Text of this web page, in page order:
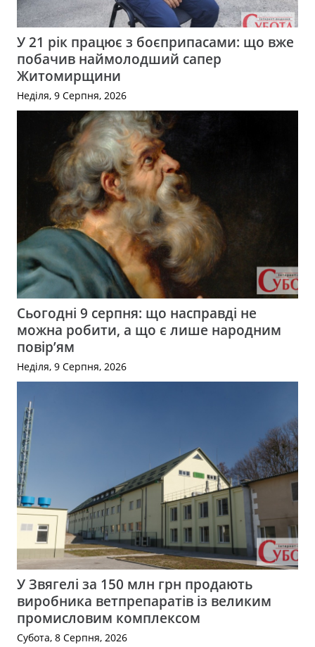
У 21 рік працює з боєприпасами: що вже
побачив наймолодший сапер
Житомирщини
Неділя, 9 Серпня, 2026
Сьогодні 9 серпня: що насправді не
можна робити, а що є лише народним
повір’ям
Неділя, 9 Серпня, 2026
У Звягелі за 150 млн грн продають
виробника ветпрепаратів із великим
промисловим комплексом
Субота, 8 Серпня, 2026